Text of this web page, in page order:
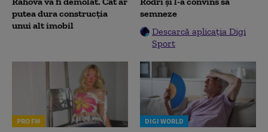
putea dura construcția
unui alt imobil
semneze
Descarcă aplicația Digi
Sport
PRO FM DIGI WORLD